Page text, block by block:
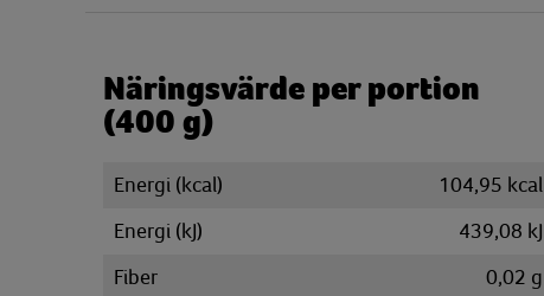
Näringsvärde per portion
(400 g)
Energi (kcal)
104,95 kcal
Energi (kJ)
439,08 kJ
Fiber
0,02 g